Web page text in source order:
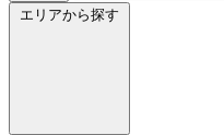
エリアから探す